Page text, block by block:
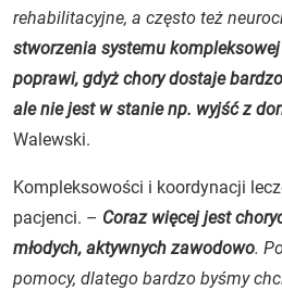
rehabilitacyjne, a często też
stworzenia systemu
poprawi, gdyż chory dostaje
ale nie jest w stanie np. wyjść z
Walewski.
Kompleksowości i koordynacji
pacjenci. – Coraz więcej jest
młodych, aktywnych zawodowo.
pomocy, dlatego bardzo byśmy